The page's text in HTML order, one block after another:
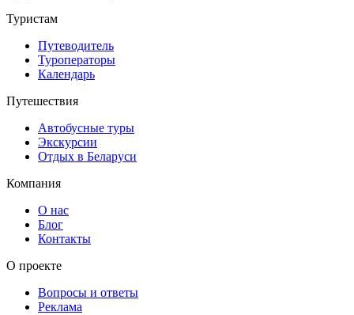
Туристам
Путеводитель
Туроператоры
Календарь
Путешествия
Автобусные туры
Экскурсии
Отдых в Беларуси
Компания
О нас
Блог
Контакты
О проекте
Вопросы и ответы
Реклама